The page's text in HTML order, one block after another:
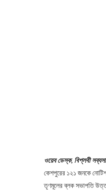
ওয়েব ডেস্ক, বিপ্লবী
কেশপুরের ১২১ জনকে নোটিশ
তৃণমূলের ব্লক সভাপতি